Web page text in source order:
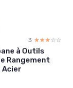
3 ☆☆☆☆☆
★★★★★
à Outils
Rangement
Acier